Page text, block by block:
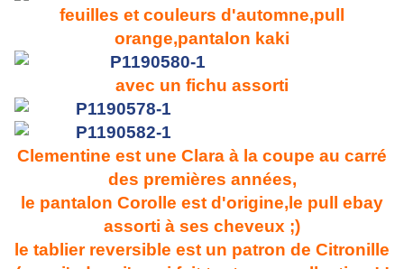
feuilles et couleurs d'automne,pull
orange,pantalon kaki
avec un fichu assorti
Clementine est une Clara à la coupe au carré
des premières années,
le pantalon Corolle est d'origine,le pull ebay
assorti à ses cheveux ;)
le tablier reversible est un patron de Citronille